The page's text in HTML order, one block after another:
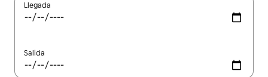
Llegada
Salida